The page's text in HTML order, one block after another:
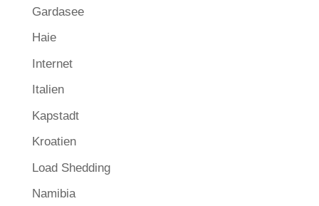
Gardasee
Haie
Internet
Italien
Kapstadt
Kroatien
Load Shedding
Namibia